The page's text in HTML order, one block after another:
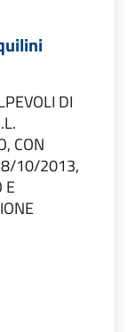
DI
CON
10/2013,
E